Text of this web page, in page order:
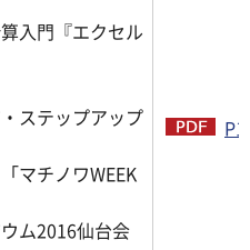
入門『エクセル
ステップアップ
マチノワWEEK
ム2016仙台会